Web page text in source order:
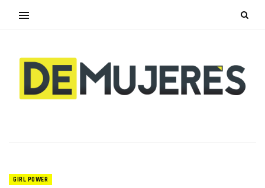
GIRL POWER